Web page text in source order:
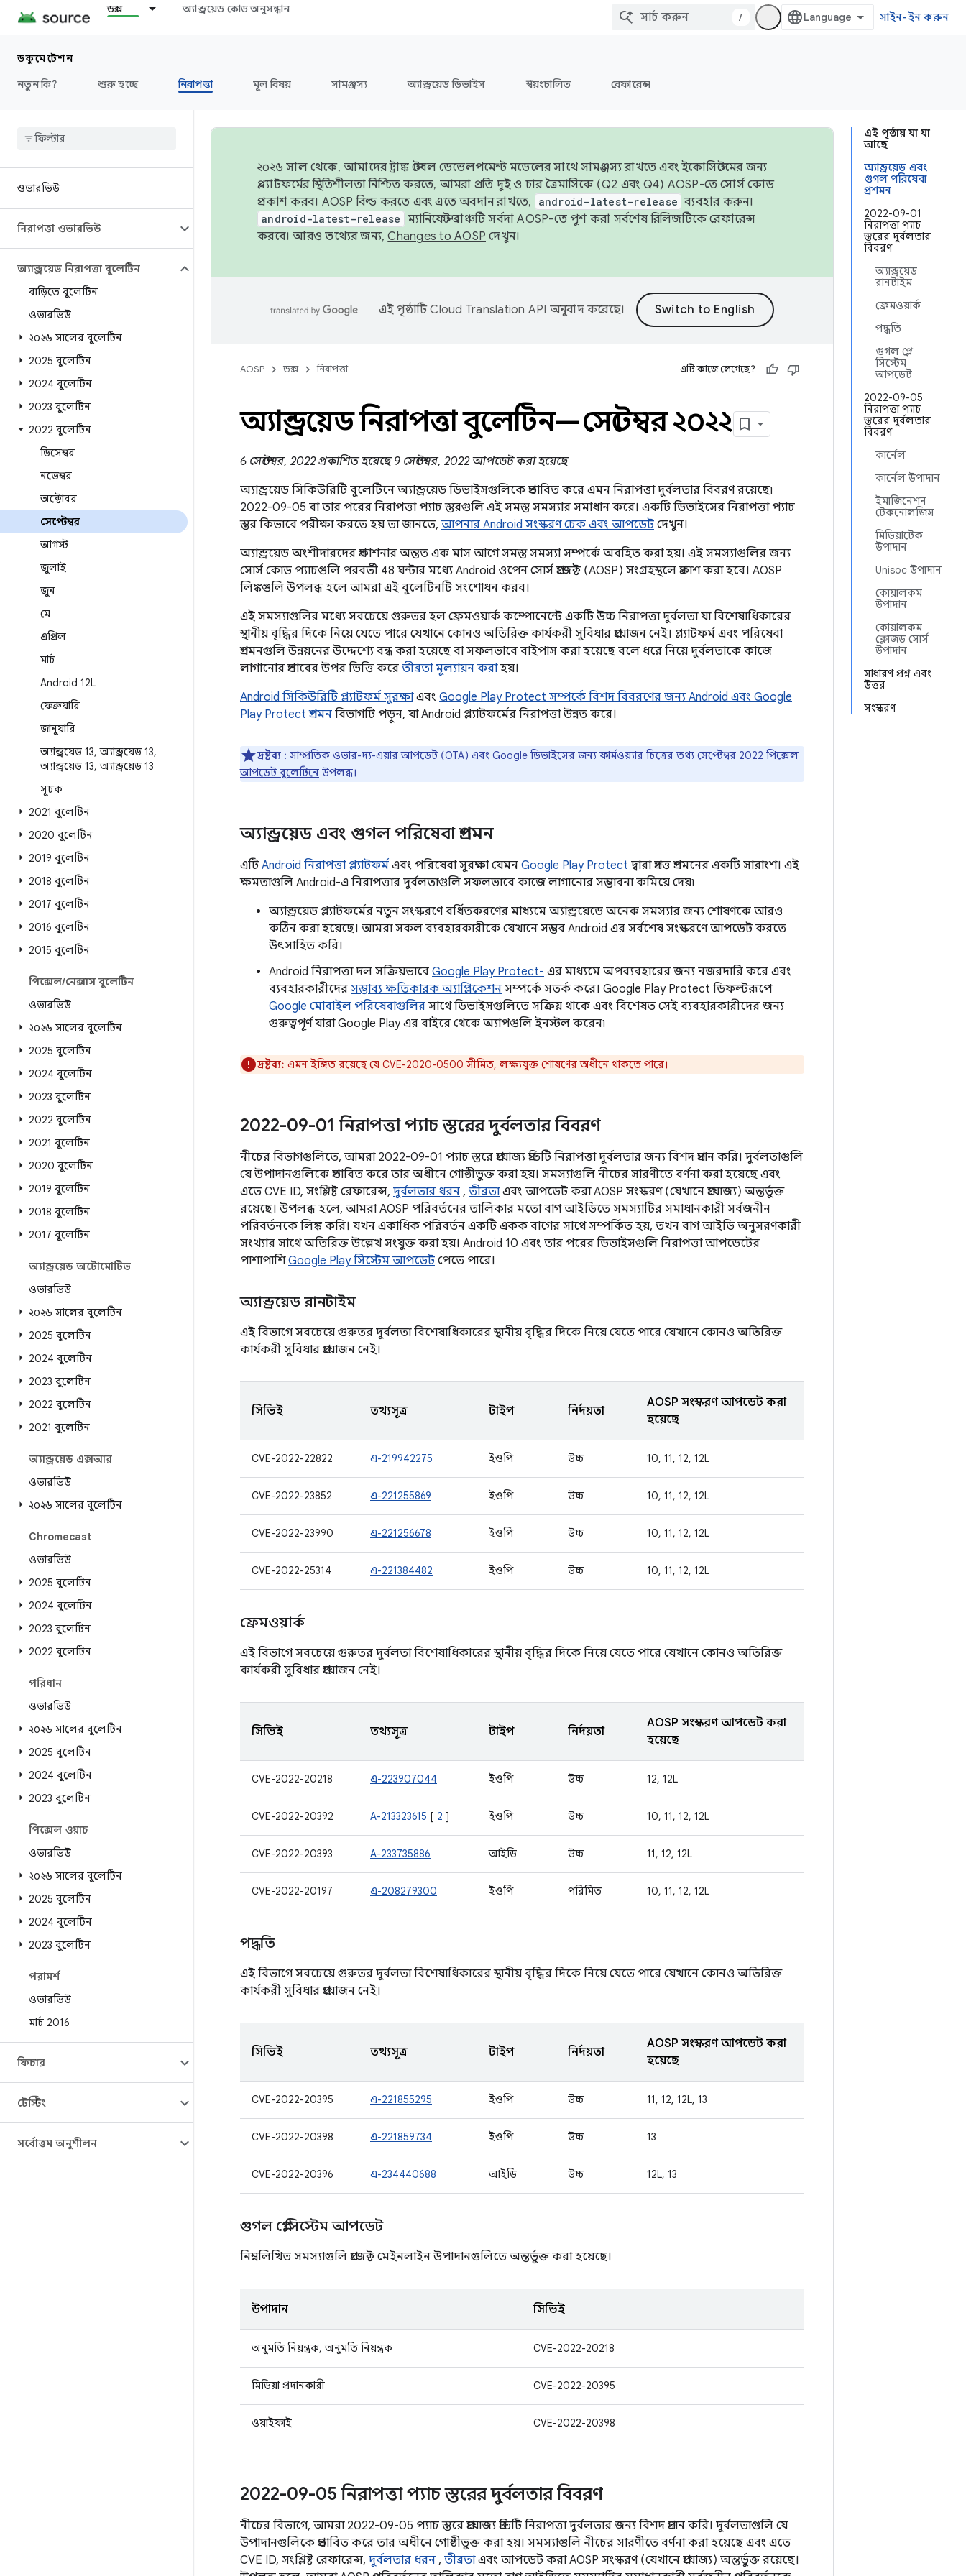
ডক্স অ্যান্ড্রয়েড কোড অনুসন্ধান
/ সাইন-ইন করুন
ডকুমেন্টেশন
নতুন কি?
শুরু হচ্ছে নিরাপত্তা মূল বিষয় সামঞ্জস্য অ্যান্ড্রয়েড ডিভাইস স্বয়ংচালিত রেফারেন্স
ওভারভিউ
নিরাপত্তা ওভারভিউ
অ্যান্ড্রয়েড নিরাপত্তা বুলেটিন
বাড়িতে বুলেটিন
ওভারভিউ
২০২৬ সালের বুলেটিন
2025 বুলেটিন
2024 বুলেটিন
2023 বুলেটিন
2022 বুলেটিন
ডিসেম্বর
নভেম্বর
অক্টোবর
সেপ্টেম্বর
আগস্ট
জুলাই
জুন
মে
এপ্রিল
মার্চ
Android 12L
ফেব্রুয়ারি
জানুয়ারি
অ্যান্ড্রয়েড 13, অ্যান্ড্রয়েড 13,
অ্যান্ড্রয়েড 13, অ্যান্ড্রয়েড 13
সূচক
2021 বুলেটিন
2020 বুলেটিন
2019 বুলেটিন
2018 বুলেটিন
2017 বুলেটিন
2016 বুলেটিন
2015 বুলেটিন
পিক্সেল/নেক্সাস বুলেটিন
ওভারভিউ
২০২৬ সালের বুলেটিন
2025 বুলেটিন
2024 বুলেটিন
2023 বুলেটিন
2022 বুলেটিন
2021 বুলেটিন
2020 বুলেটিন
2019 বুলেটিন
2018 বুলেটিন
2017 বুলেটিন
অ্যান্ড্রয়েড অটোমোটিভ
ওভারভিউ
২০২৬ সালের বুলেটিন
2025 বুলেটিন
2024 বুলেটিন
2023 বুলেটিন
2022 বুলেটিন
2021 বুলেটিন
অ্যান্ড্রয়েড এক্সআর
ওভারভিউ
২০২৬ সালের বুলেটিন
Chromecast
ওভারভিউ
2025 বুলেটিন
2024 বুলেটিন
2023 বুলেটিন
2022 বুলেটিন
পরিধান
ওভারভিউ
২০২৬ সালের বুলেটিন
2025 বুলেটিন
2024 বুলেটিন
2023 বুলেটিন
পিক্সেল ওয়াচ
ওভারভিউ
২০২৬ সালের বুলেটিন
2025 বুলেটিন
2024 বুলেটিন
2023 বুলেটিন
পরামর্শ
ওভারভিউ
মার্চ 2016
ফিচার
টেস্টিং
সর্বোত্তম অনুশীলন
এই পৃষ্ঠায় যা যা
আছে
অ্যান্ড্রয়েড এবং
গুগল পরিষেবা
প্রশমন
2022-09-01
নিরাপত্তা প্যাচ
স্তরের দুর্বলতার
বিবরণ
অ্যান্ড্রয়েড
রানটাইম
ফ্রেমওয়ার্ক
পদ্ধতি
গুগল প্লে
সিস্টেম
আপডেট
2022-09-05
নিরাপত্তা প্যাচ
স্তরের দুর্বলতার
বিবরণ
কার্নেল
কার্নেল উপাদান
ইমাজিনেশন
টেকনোলজিস
মিডিয়াটেক
উপাদান
Unisoc উপাদান
কোয়ালকম
উপাদান
কোয়ালকম
ক্লোজড সোর্স
উপাদান
সাধারণ প্রশ্ন এবং
উত্তর
সংস্করণ
২০২৬ সাল থেকে, আমাদের ট্রাঙ্ক স্টেবল ডেভেলপমেন্ট মডেলের সাথে সামঞ্জস্য রাখতে এবং ইকোসিস্টেমের জন্য
প্ল্যাটফর্মের স্থিতিশীলতা নিশ্চিত করতে, আমরা প্রতি দুই ও চার ত্রৈমাসিকে (Q2 এবং Q4) AOSP-তে সোর্স কোড
প্রকাশ করব। AOSP বিল্ড করতে এবং এতে অবদান রাখতে,
android-latest-release ব্যবহার করুন।
android-latest-release ম্যানিফেস্ট ব্রাঞ্চটি সর্বদা AOSP-তে পুশ করা সর্বশেষ রিলিজটিকে রেফারেন্স
করবে। আরও তথ্যের জন্য,Changes to AOSP দেখুন।
এই পৃষ্ঠাটিCloud Translation API অনুবাদ করেছে।
AOSP ডক্স নিরাপত্তা এটি কাজে লেগেছে?
অ্যান্ড্রয়েড নিরাপত্তা বুলেটিন—সেপ্টেম্বর ২০২২
6 সেপ্টেম্বর, 2022 প্রকাশিত হয়েছে 9 সেপ্টেম্বর, 2022 আপডেট করা হয়েছে
অ্যান্ড্রয়েড সিকিউরিটি বুলেটিনে অ্যান্ড্রয়েড ডিভাইসগুলিকে প্রভাবিত করে এমন নিরাপত্তা দুর্বলতার বিবরণ রয়েছে৷
2022-09-05 বা তার পরের নিরাপত্তা প্যাচ স্তরগুলি এই সমস্ত সমস্যার সমাধান করে। একটি ডিভাইসের নিরাপত্তা প্যাচ
স্তর কিভাবে পরীক্ষা করতে হয় তা জানতে, আপনার Android সংস্করণ চেক এবং আপডেট দেখুন।
অ্যান্ড্রয়েড অংশীদারদের প্রকাশনার অন্তত এক মাস আগে সমস্ত সমস্যা সম্পর্কে অবহিত করা হয়। এই সমস্যাগুলির জন্য
সোর্স কোড প্যাচগুলি পরবর্তী 48 ঘন্টার মধ্যে Android ওপেন সোর্স প্রজেক্ট (AOSP) সংগ্রহস্থলে প্রকাশ করা হবে। AOSP
লিঙ্কগুলি উপলব্ধ হলে আমরা এই বুলেটিনটি সংশোধন করব।
এই সমস্যাগুলির মধ্যে সবচেয়ে গুরুতর হল ফ্রেমওয়ার্ক কম্পোনেন্টে একটি উচ্চ নিরাপত্তা দুর্বলতা যা বিশেষাধিকারের
স্থানীয় বৃদ্ধির দিকে নিয়ে যেতে পারে যেখানে কোনও অতিরিক্ত কার্যকরী সুবিধার প্রয়োজন নেই। প্ল্যাটফর্ম এবং পরিষেবা
প্রশমনগুলি উন্নয়নের উদ্দেশ্যে বন্ধ করা হয়েছে বা সফলভাবে বাইপাস করা হয়েছে বলে ধরে নিয়ে দুর্বলতাকে কাজে
লাগানোর প্রভাবের উপর ভিত্তি করে তীব্রতা মূল্যায়ন করাহয়।
Android সিকিউরিটি প্ল্যাটফর্ম সুরক্ষাএবং Google Play Protect সম্পর্কে বিশদ বিবরণের জন্য Android এবং Google
Play Protect প্রশমন বিভাগটি পড়ুন, যা Android প্ল্যাটফর্মের নিরাপত্তা উন্নত করে।
দ্রষ্টব্য : সাম্প্রতিক ওভার-দ্য-এয়ার আপডেট (OTA) এবং Google ডিভাইসের জন্য ফার্মওয়্যার চিত্রের তথ্য সেপ্টেম্বর 2022 পিক্সেল
আপডেট বুলেটিনে উপলব্ধ।
অ্যান্ড্রয়েড এবং গুগল পরিষেবা প্রশমন
এটি Android নিরাপত্তা প্ল্যাটফর্ম এবং পরিষেবা সুরক্ষা যেমন Google Play Protect দ্বারা প্রদত্ত প্রশমনের একটি সারাংশ। এই
ক্ষমতাগুলি Android-এ নিরাপত্তার দুর্বলতাগুলি সফলভাবে কাজে লাগানোর সম্ভাবনা কমিয়ে দেয়৷
অ্যান্ড্রয়েড প্ল্যাটফর্মের নতুন সংস্করণে বর্ধিতকরণের মাধ্যমে অ্যান্ড্রয়েডে অনেক সমস্যার জন্য শোষণকে আরও
কঠিন করা হয়েছে। আমরা সকল ব্যবহারকারীকে যেখানে সম্ভব Android এর সর্বশেষ সংস্করণে আপডেট করতে
উৎসাহিত করি।
Android নিরাপত্তা দল সক্রিয়ভাবে Google Play Protect- এর মাধ্যমে অপব্যবহারের জন্য নজরদারি করে এবং
ব্যবহারকারীদের সম্ভাব্য ক্ষতিকারক অ্যাপ্লিকেশন সম্পর্কে সতর্ক করে। Google Play Protect ডিফল্টরূপে
Google মোবাইল পরিষেবাগুলির সাথে ডিভাইসগুলিতে সক্রিয় থাকে এবং বিশেষত সেই ব্যবহারকারীদের জন্য
গুরুত্বপূর্ণ যারা Google Play এর বাইরে থেকে অ্যাপগুলি ইনস্টল করেন৷
দ্রষ্টব্য: এমন ইঙ্গিত রয়েছে যে CVE-2020-0500 সীমিত, লক্ষ্যযুক্ত শোষণের অধীনে থাকতে পারে।
2022-09-01 নিরাপত্তা প্যাচ স্তরের দুর্বলতার বিবরণ
নীচের বিভাগগুলিতে, আমরা 2022-09-01 প্যাচ স্তরে প্রযোজ্য প্রতিটি নিরাপত্তা দুর্বলতার জন্য বিশদ প্রদান করি। দুর্বলতাগুলি
যে উপাদানগুলিকে প্রভাবিত করে তার অধীনে গোষ্ঠীভুক্ত করা হয়। সমস্যাগুলি নীচের সারণীতে বর্ণনা করা হয়েছে এবং
এতে CVE ID, সংশ্লিষ্ট রেফারেন্স, দুর্বলতার ধরন , তীব্রতাএবং আপডেট করা AOSP সংস্করণ (যেখানে প্রযোজ্য) অন্তর্ভুক্ত
রয়েছে। উপলব্ধ হলে, আমরা AOSP পরিবর্তনের তালিকার মতো বাগ আইডিতে সমস্যাটির সমাধানকারী সর্বজনীন
পরিবর্তনকে লিঙ্ক করি। যখন একাধিক পরিবর্তন একটি একক বাগের সাথে সম্পর্কিত হয়, তখন বাগ আইডি অনুসরণকারী
সংখ্যার সাথে অতিরিক্ত উল্লেখ সংযুক্ত করা হয়। Android 10 এবং তার পরের ডিভাইসগুলি নিরাপত্তা আপডেটের
পাশাপাশিGoogle Play সিস্টেম আপডেট পেতে পারে।
অ্যান্ড্রয়েড রানটাইম
এই বিভাগে সবচেয়ে গুরুতর দুর্বলতা বিশেষাধিকারের স্থানীয় বৃদ্ধির দিকে নিয়ে যেতে পারে যেখানে কোনও অতিরিক্ত
কার্যকরী সুবিধার প্রয়োজন নেই।
সিভিই তথ্যসূত্র টাইপ নির্দয়তা
AOSP সংস্করণ আপডেট করা
হয়েছে
CVE-2022-22822 এ-219942275 ইওপি উচ্চ 10, 11, 12, 12L
CVE-2022-23852 এ-221255869 ইওপি উচ্চ 10, 11, 12, 12L
CVE-2022-23990 এ-221256678 ইওপি উচ্চ 10, 11, 12, 12L
CVE-2022-25314 এ-221384482 ইওপি উচ্চ 10, 11, 12, 12L
ফ্রেমওয়ার্ক
এই বিভাগে সবচেয়ে গুরুতর দুর্বলতা বিশেষাধিকারের স্থানীয় বৃদ্ধির দিকে নিয়ে যেতে পারে যেখানে কোনও অতিরিক্ত
কার্যকরী সুবিধার প্রয়োজন নেই।
সিভিই তথ্যসূত্র টাইপ নির্দয়তা
AOSP সংস্করণ আপডেট করা
হয়েছে
CVE-2022-20218 এ-223907044 ইওপি উচ্চ 12, 12L
CVE-2022-20392 A-213323615 [ 2 ] ইওপি উচ্চ 10, 11, 12, 12L
CVE-2022-20393 A-233735886 আইডি উচ্চ 11, 12, 12L
CVE-2022-20197 এ-208279300 ইওপি পরিমিত 10, 11, 12, 12L
পদ্ধতি
এই বিভাগে সবচেয়ে গুরুতর দুর্বলতা বিশেষাধিকারের স্থানীয় বৃদ্ধির দিকে নিয়ে যেতে পারে যেখানে কোনও অতিরিক্ত
কার্যকরী সুবিধার প্রয়োজন নেই।
সিভিই তথ্যসূত্র টাইপ নির্দয়তা
AOSP সংস্করণ আপডেট করা
হয়েছে
CVE-2022-20395 এ-221855295 ইওপি উচ্চ 11, 12, 12L, 13
CVE-2022-20398 এ-221859734 ইওপি উচ্চ 13
CVE-2022-20396 এ-234440688 আইডি উচ্চ 12L, 13
গুগল প্লে সিস্টেম আপডেট
নিম্নলিখিত সমস্যাগুলি প্রজেক্ট মেইনলাইন উপাদানগুলিতে অন্তর্ভুক্ত করা হয়েছে।
উপাদান সিভিই
অনুমতি নিয়ন্ত্রক, অনুমতি নিয়ন্ত্রক CVE-2022-20218
মিডিয়া প্রদানকারী CVE-2022-20395
ওয়াইফাই CVE-2022-20398
2022-09-05 নিরাপত্তা প্যাচ স্তরের দুর্বলতার বিবরণ
নীচের বিভাগে, আমরা 2022-09-05 প্যাচ স্তরে প্রযোজ্য প্রতিটি নিরাপত্তা দুর্বলতার জন্য বিশদ প্রদান করি। দুর্বলতাগুলি যে
উপাদানগুলিকে প্রভাবিত করে তার অধীনে গোষ্ঠীভুক্ত করা হয়। সমস্যাগুলি নীচের সারণীতে বর্ণনা করা হয়েছে এবং এতে
CVE ID, সংশ্লিষ্ট রেফারেন্স, দুর্বলতার ধরন , তীব্রতাএবং আপডেট করা AOSP সংস্করণ (যেখানে প্রযোজ্য) অন্তর্ভুক্ত রয়েছে।